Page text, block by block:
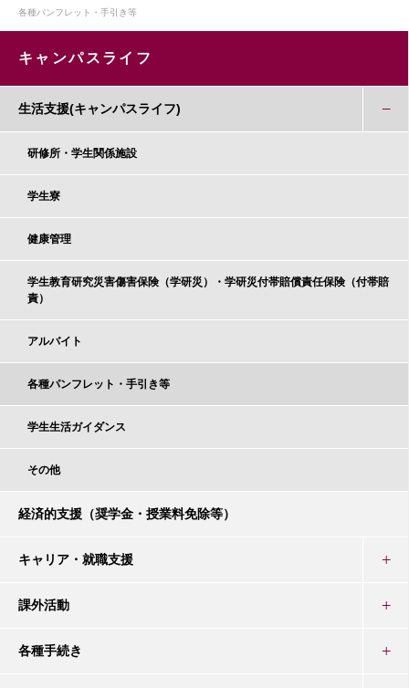
各種パンフレット・手引き等
キャンパスライフ
生活支援(キャンパスライフ)
研修所・学生関係施設
学生寮
健康管理
学生教育研究災害傷害保険（学研災）・学研災付帯賠償責任保険（付帯賠
責）
アルバイト
各種パンフレット・手引き等
学生生活ガイダンス
その他
経済的支援（奨学金・授業料免除等）
キャリア・就職支援
課外活動
各種手続き